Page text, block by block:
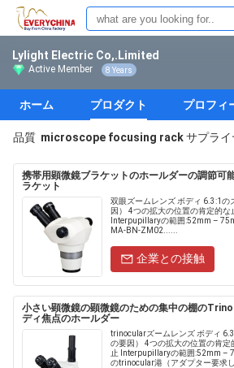
Lylight Electric Co,.Limited
Active Member 8 Years
ホーム プロダクト プロフィ
品質 microscope focusing rackサプライ
携帯用顕微鏡ブラケットのホールダーの調節可
ラケット
双眼ズームレンズ ボディ 6.3:1
因） 4つの拡大の位置の肯定的
Interpupillaryの範囲:52mm –
MA-BN-ZM02......
企業との接触
小さい顕微鏡の顕微鏡のための集中の棚の
ディ焦点のホールダー
trinocularズームレンズ ボディ
の要因） 4つの拡大の位置の肯
止 Interpupillaryの範囲:52mm –
のtrinocular港（アダプター要求